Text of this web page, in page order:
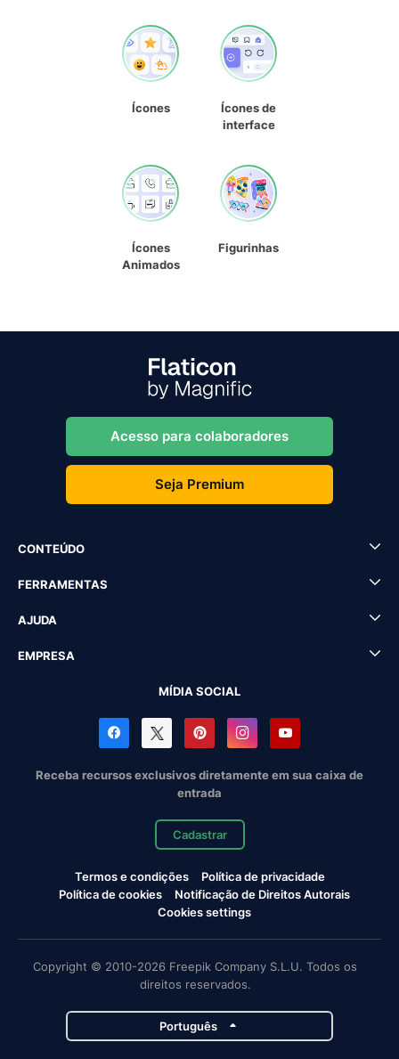
Ícones
Ícones de
interface
Ícones
Animados
Figurinhas
Acesso para colaboradores
Seja Premium
CONTEÚDO
FERRAMENTAS
AJUDA
EMPRESA
MÍDIA SOCIAL
Receba recursos exclusivos diretamente em sua caixa de
entrada
Cadastrar
Termos e condições
Política de privacidade
Política de cookies
Notificação de Direitos Autorais
Cookies settings
Copyright © 2010-2026 Freepik Company S.L.U. Todos os
direitos reservados.
Português